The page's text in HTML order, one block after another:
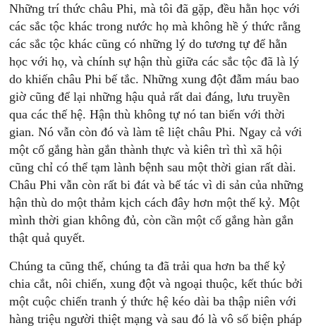
Những trí thức châu Phi, mà tôi đã gặp, đều hằn học với
các sắc tộc khác trong nước họ mà không hề ý thức rằng
các sắc tộc khác cũng có những lý do tương tự để hằn
học với họ, và chính sự hận thù giữa các sắc tộc đã là lý
do khiến châu Phi bế tắc. Những xung đột đẫm máu bao
giờ cũng để lại những hậu quả rất dai đáng, lưu truyền
qua các thế hệ. Hận thù không tự nó tan biến với thời
gian. Nó vẫn còn đó và làm tê liệt châu Phi. Ngay cả với
một cố gắng hàn gắn thành thực và kiên trì thì xã hội
cũng chỉ có thể tạm lành bệnh sau một thời gian rất dài.
Châu Phi vẫn còn rất bi đát và bế tác vì di sản của những
hận thù do một thảm kịch cách đây hơn một thế kỷ. Một
mình thời gian không đủ, còn cần một cố gắng hàn gắn
thật quả quyết.
Chúng ta cũng thế, chúng ta đã trải qua hơn ba thế kỷ
chia cắt, nôi chiến, xung đột và ngoại thuộc, kết thúc bởi
một cuộc chiến tranh ý thức hệ kéo dài ba thập niên với
hàng triệu người thiệt mạng và sau đó là vô số biện pháp